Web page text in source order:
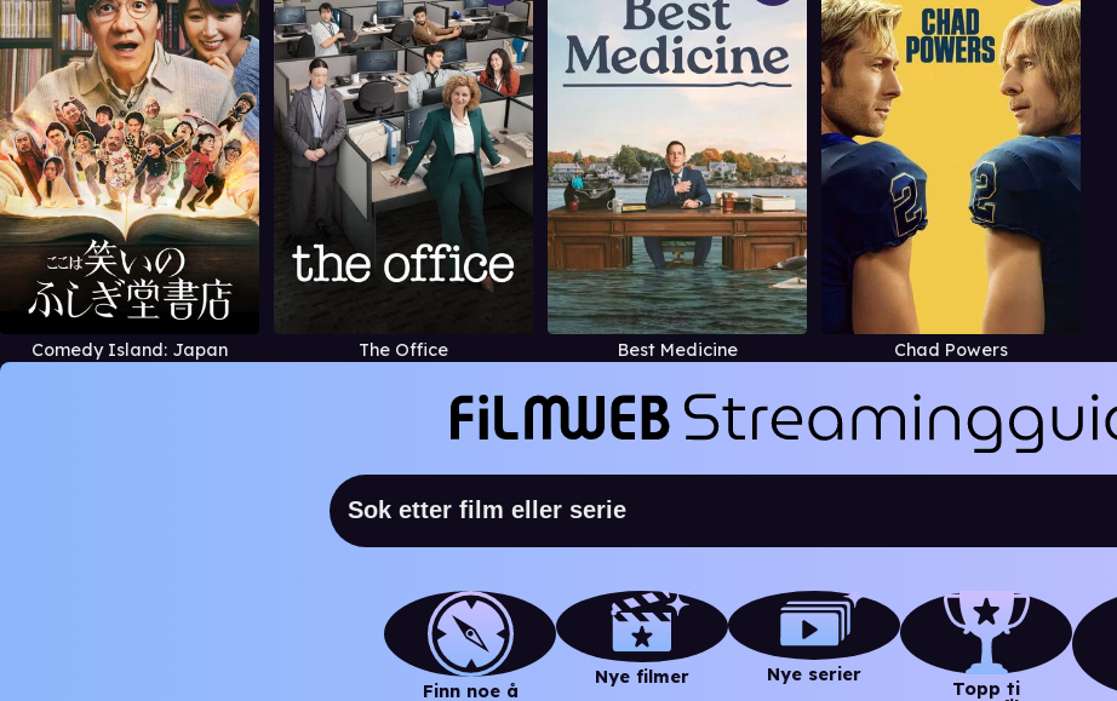
Comedy Island: Japan The Office Best Medicine Chad Powers
Finn noe å
Nye filmer Nye serier
Topp ti